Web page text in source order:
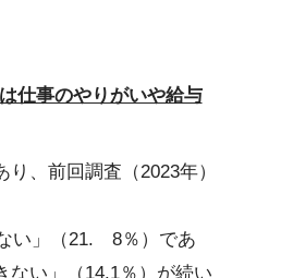
仕事のやりがいや給与
、前回調査（2023年）
い」（21. 8％）であ
ない」（14.1％）が続い